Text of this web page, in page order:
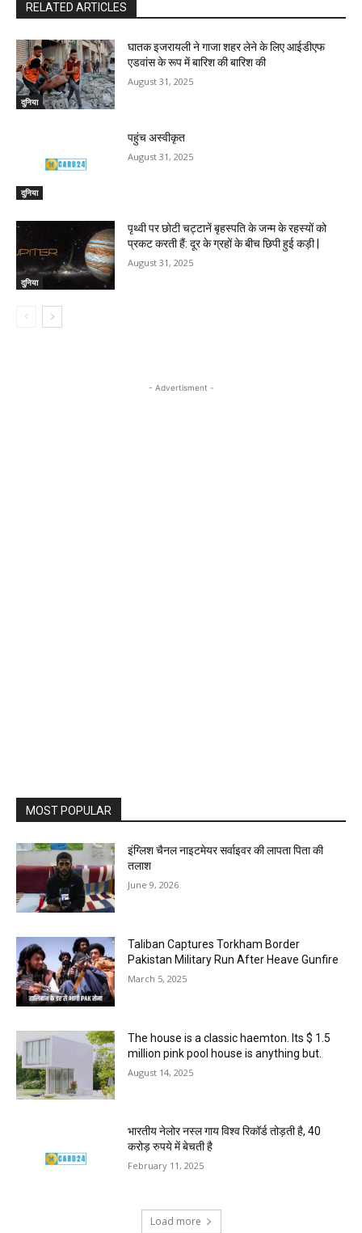
RELATED ARTICLES
दुनिया
घातक इजरायली ने गाजा शहर लेने के लिए आईडीएफ
एडवांस के रूप में बारिश की बारिश की
August 31, 2025
दुनिया
पहुंच अस्वीकृत
August 31, 2025
दुनिया
पृथ्वी पर छोटी चट्टानें बृहस्पति के जन्म के रहस्यों को
प्रकट करती हैं: दूर के ग्रहों के बीच छिपी हुई कड़ी |
August 31, 2025
- Advertisment -
MOST POPULAR
इंग्लिश चैनल नाइटमेयर सर्वाइवर की लापता पिता की
तलाश
June 9, 2026
Taliban Captures Torkham Border
Pakistan Military Run After Heave Gunfire
March 5, 2025
The house is a classic haemton. Its $ 1.5
million pink pool house is anything but.
August 14, 2025
भारतीय नेलोर नस्ल गाय विश्व रिकॉर्ड तोड़ती है, 40
करोड़ रुपये में बेचती है
February 11, 2025
Load more